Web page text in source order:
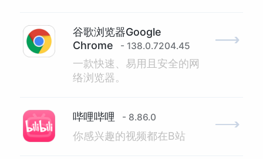
谷歌浏览器Google
Chrome
- 138.0.7204.45
一款快速、易用且安全的网
络浏览器。
哔哩哔哩 - 8.86.0
你感兴趣的视频都在B站